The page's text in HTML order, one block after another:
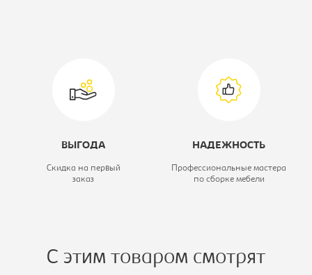
ВЫГОДА
Скидка на первый
заказ
НАДЕЖНОСТЬ
Профессиональные мастера
по сборке мебели
С этим товаром смотрят